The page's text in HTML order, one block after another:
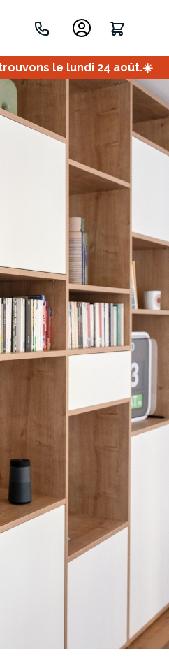
Meuble d'angle
le lundi 24 août.☀️